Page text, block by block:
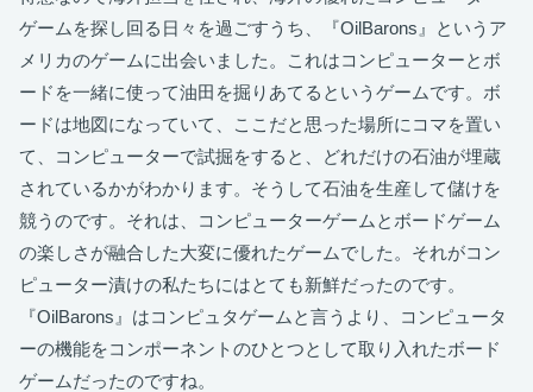
ゲームを探し回る日々を過ごすうち、『OilBarons』というア
メリカのゲームに出会いました。これはコンピューターとボ
ードを一緒に使って油田を掘りあてるというゲームです。ボ
ードは地図になっていて、ここだと思った場所にコマを置い
て、コンピューターで試掘をすると、どれだけの石油が埋蔵
されているかがわかります。そうして石油を生産して儲けを
競うのです。それは、コンピューターゲームとボードゲーム
の楽しさが融合した大変に優れたゲームでした。それがコン
ピューター漬けの私たちにはとても新鮮だったのです。
『OilBarons』はコンピュタゲームと言うより、コンピュータ
ーの機能をコンポーネントのひとつとして取り入れたボード
ゲームだったのですね。